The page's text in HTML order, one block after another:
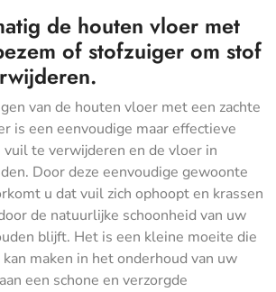
de houten vloer met
of stofzuiger om stof
van de houten vloer met een zachte
is een eenvoudige maar effectieve
te verwijderen en de vloer in
Door deze eenvoudige gewoonte
u dat vuil zich ophoopt en krassen
de natuurlijke schoonheid van uw
blijft. Het is een kleine moeite die
maken in het onderhoud van uw
een schone en verzorgde